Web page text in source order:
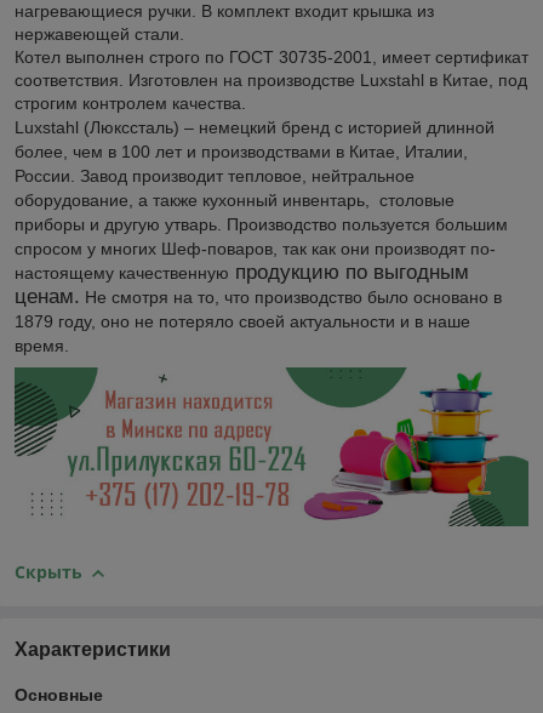
нагревающиеся ручки. В комплект входит крышка из
нержавеющей стали.
Котел выполнен строго по ГОСТ 30735-2001, имеет сертификат
соответствия. Изготовлен на производстве Luxstahl в Китае, под
строгим контролем качества.
Luxstahl (Люкссталь) – немецкий бренд с историей длинной
более, чем в 100 лет и производствами в Китае, Италии,
России. Завод производит тепловое, нейтральное
оборудование, а также кухонный инвентарь, столовые
приборы и другую утварь. Производство пользуется большим
спросом у многих Шеф-поваров, так как они производят по-
настоящему качественную продукцию по выгодным
ценам. Не смотря на то, что производство было основано в
1879 году, оно не потеряло своей актуальности и в наше
время.
Скрыть
Характеристики
Основные